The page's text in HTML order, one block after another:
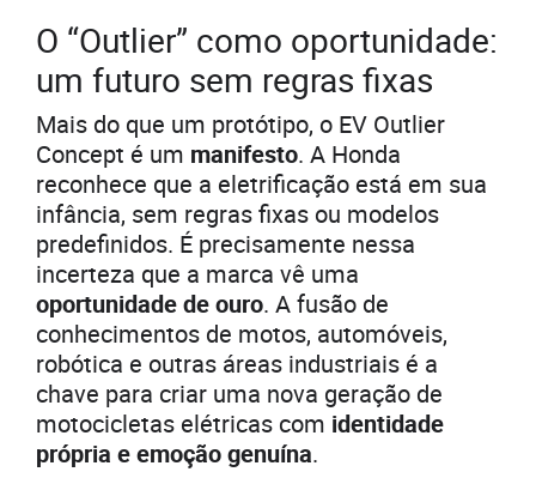
O “Outlier” como oportunidade:
um futuro sem regras fixas
Mais do que um protótipo, o EV Outlier
Concept é um manifesto. A Honda
reconhece que a eletrificação está em sua
infância, sem regras fixas ou modelos
predefinidos. É precisamente nessa
incerteza que a marca vê uma
oportunidade de ouro. A fusão de
conhecimentos de motos, automóveis,
robótica e outras áreas industriais é a
chave para criar uma nova geração de
motocicletas elétricas com identidade
própria e emoção genuína.